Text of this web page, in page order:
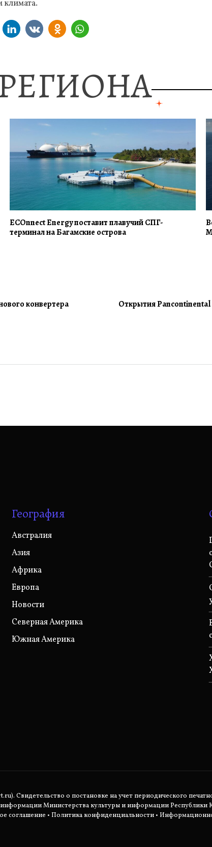
климата.
ECOnnect Energy поставит плавучий СПГ-
терминал на Багамские острова
конвертера
Открытия
География
Австралия
Азия
Африка
Европа
Новости
Северная Америка
Южная Америка
о постановке на учет периодического
Министерства культуры и информации Республики
соглашение •Политика конфиденциальности •